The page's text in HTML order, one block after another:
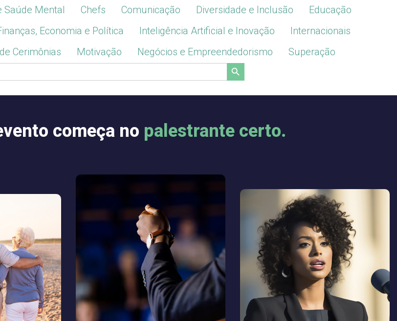
Saúde Mental Chefs Comunicação Diversidade e Inclusão
Educação
Economia e Política Inteligência Artificial e Inovação
Internacionais
Cerimônias Motivação Negócios e Empreendedorismo Superação
Search Button
começa no palestrante certo.